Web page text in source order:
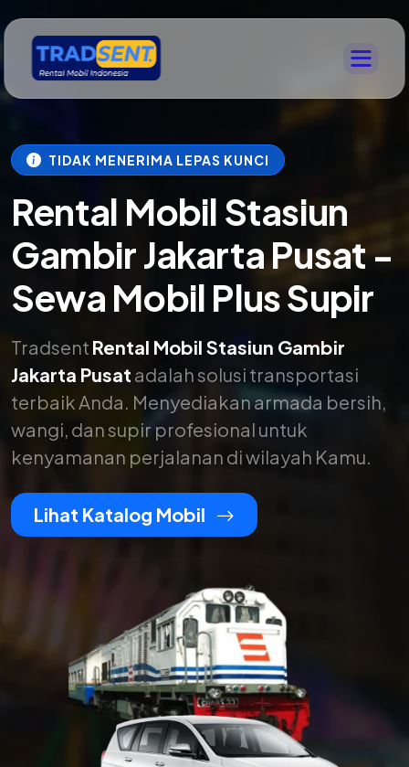
TIDAK MENERIMA LEPAS KUNCI
Rental Mobil Stasiun
Gambir Jakarta Pusat -
Sewa Mobil Plus Supir
Tradsent Rental Mobil Stasiun Gambir
Jakarta Pusat adalah solusi transportasi
terbaik Anda. Menyediakan armada bersih,
wangi, dan supir profesional untuk
kenyamanan perjalanan di wilayah Kamu.
Lihat Katalog Mobil